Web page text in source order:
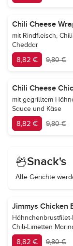
Chili Cheese
mit Rindfleisch,
Cheddar
8,82 € 9,80 €
Chili Cheese
mit gegrilltem
Sauce und Käse
8,82 € 9,80 €
Snack's
Alle Gerichte
Jimmys Chicken
Chili-Limetten
8,82 € 9,80 €